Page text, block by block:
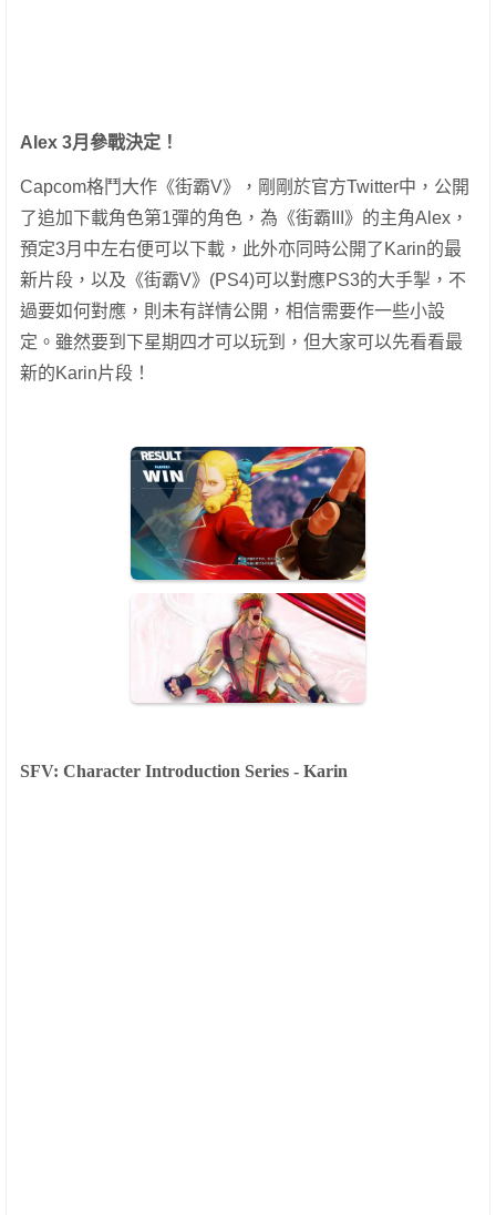
Alex 3月參戰決定！
Capcom格鬥大作《街霸V》，剛剛於官方Twitter中，公開
了追加下載角色第1彈的角色，為《街霸III》的主角Alex，
預定3月中左右便可以下載，此外亦同時公開了Karin的最
新片段，以及《街霸V》(PS4)可以對應PS3的大手掣，不
過要如何對應，則未有詳情公開，相信需要作一些小設
定。雖然要到下星期四才可以玩到，但大家可以先看看最
新的Karin片段！
SFV: Character Introduction Series - Karin